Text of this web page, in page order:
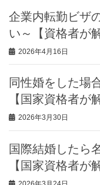
企業内転勤ビザ
い～【資格者が
2026年4月16日
同性婚をした場
【国家資格者が
2026年3月30日
国際結婚したら
【国家資格者が